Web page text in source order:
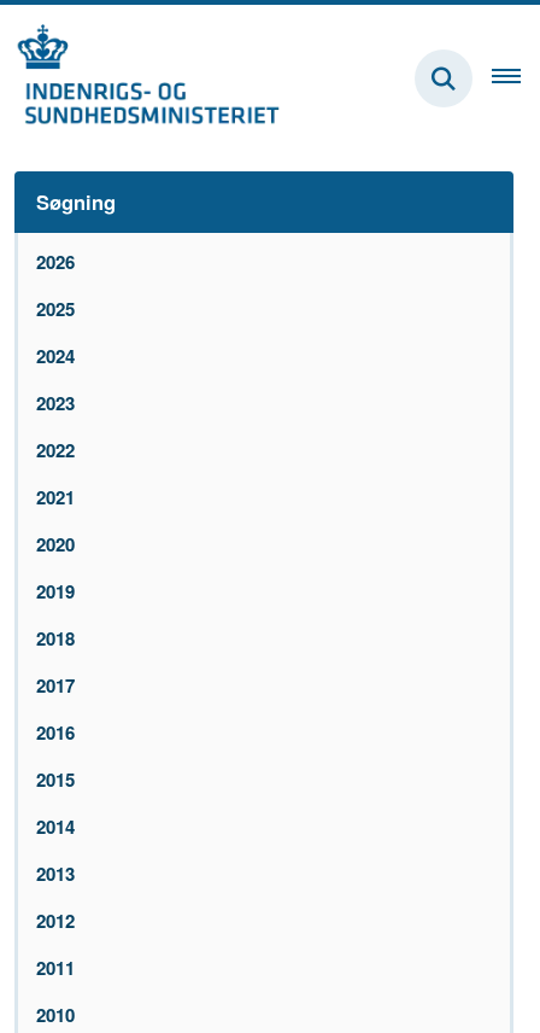
Søgning
2026
2025
2024
2023
2022
2021
2020
2019
2018
2017
2016
2015
2014
2013
2012
2011
2010